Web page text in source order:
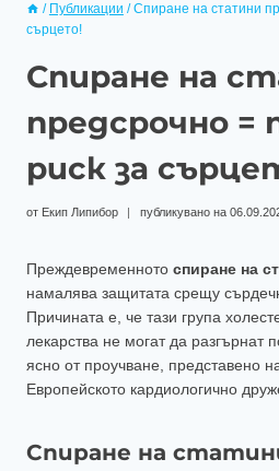
/ Публикации / Спиране на статини
сърцето!
Спиране на
предсрочно =
риск за
от Екип Липибор публикувано на
Преждевременното спиране на
намалява защитата срещу
Причината е, че тази група
лекарства не могат да разгърнат
ясно от проучване, представено
Европейското кардиологично
Спиране на